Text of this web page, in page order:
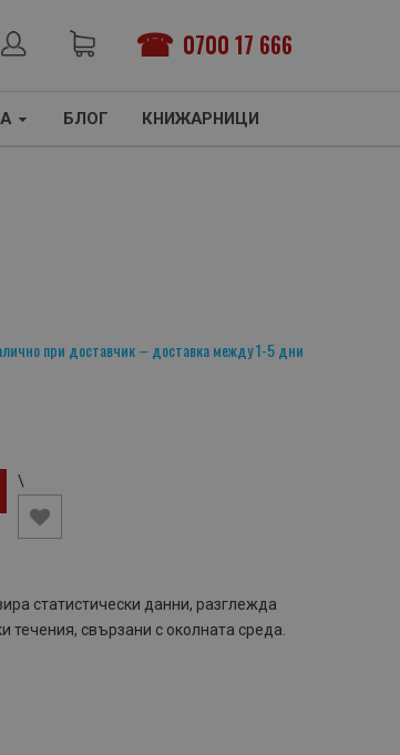
0700 17 666
БЛОГ КНИЖАРНИЦИ
при доставчик – доставка между 1-5 дни
\
статистически данни, разглежда
свързани с околната среда.